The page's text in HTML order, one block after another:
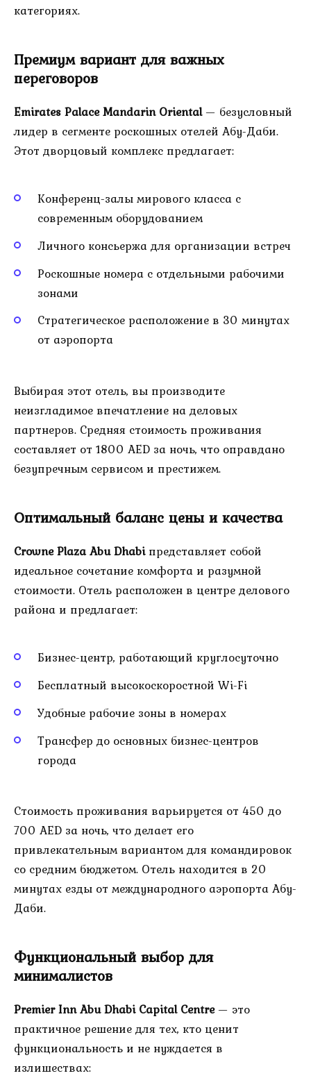
категориях.
Премиум вариант для важных
переговоров
Emirates Palace Mandarin Oriental— безусловный
лидер в сегменте роскошных отелей Абу-Даби.
Этот дворцовый комплекс предлагает:
Конференц-залы мирового класса с
современным оборудованием
Личного консьержа для организации встреч
Роскошные номера с отдельными рабочими
зонами
Стратегическое расположение в 30 минутах
от аэропорта
Выбирая этот отель, вы производите
неизгладимое впечатление на деловых
партнеров. Средняя стоимость проживания
составляет от 1800 AED за ночь, что оправдано
безупречным сервисом и престижем.
Оптимальный баланс цены и качества
Crowne Plaza Abu Dhabiпредставляет собой
идеальное сочетание комфорта и разумной
стоимости. Отель расположен в центре делового
района и предлагает:
Бизнес-центр, работающий круглосуточно
Бесплатный высокоскоростной Wi-Fi
Удобные рабочие зоны в номерах
Трансфер до основных бизнес-центров
города
Стоимость проживания варьируется от 450 до
700 AED за ночь, что делает его
привлекательным вариантом для командировок
со средним бюджетом. Отель находится в 20
минутах езды от международного аэропорта Абу-
Даби.
Функциональный выбор для
минималистов
Premier Inn Abu Dhabi Capital Centre— это
практичное решение для тех, кто ценит
функциональность и не нуждается в
излишествах: